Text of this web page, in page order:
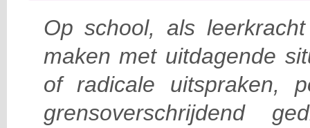
Op school, als
maken met uitdagende
of radicale uitspraken,
grensoverschrijdend